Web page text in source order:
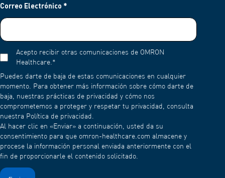
Correo Electrónico *
Acepto recibir otras comunicaciones de OMRON
Healthcare.*
Puedes darte de baja de estas comunicaciones en cualquier
momento. Para obtener más información sobre cómo darte de
baja, nuestras prácticas de privacidad y cómo nos
comprometemos a proteger y respetar tu privacidad, consulta
nuestra Política de privacidad.
Al hacer clic en «Enviar» a continuación, usted da su
consentimiento para que omron-healthcare.com almacene y
procese la información personal enviada anteriormente con el
fin de proporcionarle el contenido solicitado.